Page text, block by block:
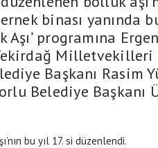
binası yanında
programına
Başkanı Rasim
Belediye Başkanı
bu yıl 17. si düzenlendi.